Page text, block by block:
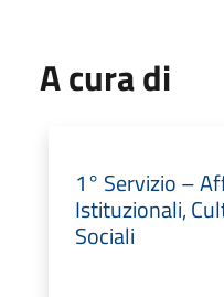
A cura di
1° Servizio –
Istituzionali,
Sociali